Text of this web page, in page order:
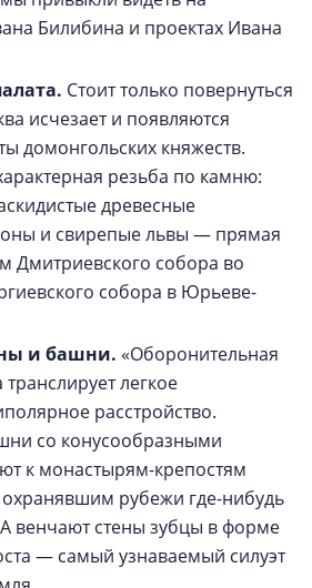
Билибина и проектах Ивана
Стоит только повернуться
исчезает и появляются
домонгольских княжеств.
резьба по камню:
древесные
и свирепые львы — прямая
Дмитриевского собора во
собора в Юрьеве-
и башни. «Оборонительная
легкое
расстройство.
со конусообразными
к монастырям-крепостям
охранявшим рубежи где-нибудь
венчают стены зубцы в форме
— самый узнаваемый силуэт